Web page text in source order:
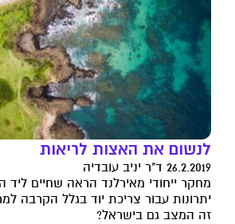
לנשום את האצות לריאות
26.2.2019 ד"ר יניב עובדיה
מחקר ייחודי מאירלנד הראה שחיים ליד
יתרונות עבור צריכת יוד בגלל הקרבה
זה המצב גם בישראל?